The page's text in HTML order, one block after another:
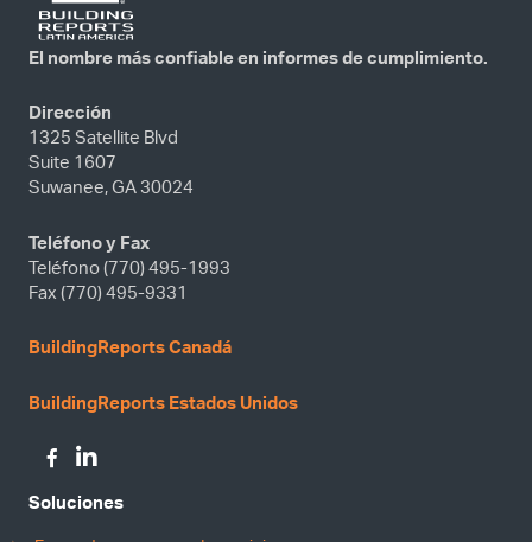
El nombre más confiable en informes de cumplimiento.
Dirección
1325 Satellite Blvd
Suite 1607
Suwanee, GA 30024
Teléfono y Fax
Teléfono (770) 495-1993
Fax (770) 495-9331
BuildingReports Canadá
BuildingReports Estados Unidos
Soluciones